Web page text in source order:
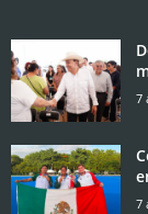
7
7